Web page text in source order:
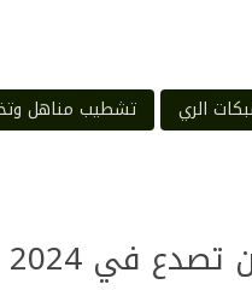
الري تشطيب مناهل
في 2024